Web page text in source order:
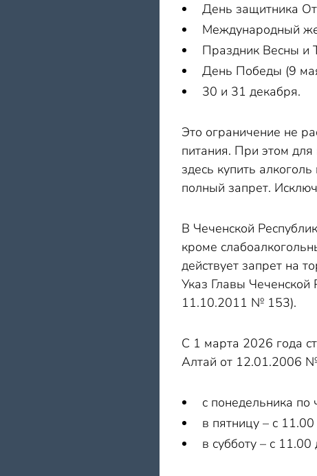
День защитника
Международный
Праздник Весны и
День Победы (9
30 и 31 декабря.
Это ограничение не
питания. При этом
здесь купить
полный запрет.
В Чеченской
кроме
действует запрет на
Указ Главы
11.10.2011 № 153).
С 1 марта 2026 года
Алтай от 12.01.2006
с понедельника по
в пятницу – с
в субботу – с